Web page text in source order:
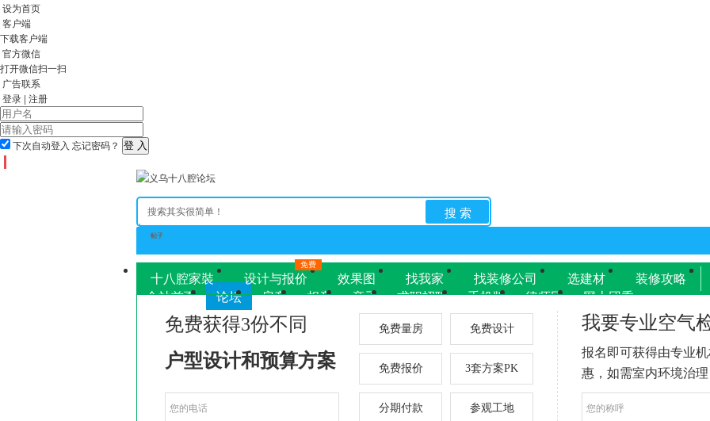
设为首页
客户端
下载客户端
官方微信
打开微信扫一扫
广告联系
登录 | 注册
下次自动登入 忘记密码？
帖子
搜 索
全站首页 论坛 房产 相亲 亲子 求职招聘 手机版 律师团 网上团委
十八腔家裝 设计与报价
免费
效果图 找我家 找装修公司 选建材 装修攻略